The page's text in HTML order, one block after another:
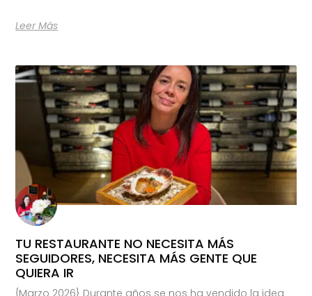
Leer Más
TU RESTAURANTE NO NECESITA MÁS
SEGUIDORES, NECESITA MÁS GENTE QUE
QUIERA IR